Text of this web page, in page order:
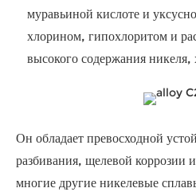
муравьиной кислоте и
хлорином, гипохлоритом и
высокого содержания
Он обладает превосходной
разбивания, щелевой коррозии
многие другие никелевые